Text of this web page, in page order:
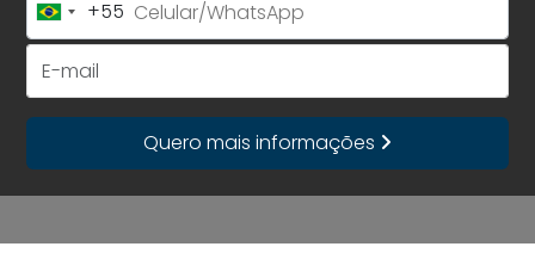
Brazil
+55
+55
Quero mais informações